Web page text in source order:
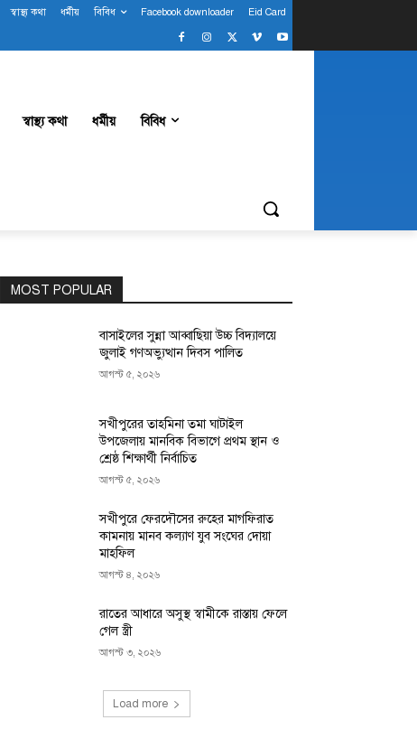
স্বাস্থ্য কথা ধর্মীয় বিবিধ Facebook downloader Eid Card
স্বাস্থ্য কথা ধর্মীয় বিবিধ
MOST POPULAR
বাসাইলের সুন্না আব্বাছিয়া উচ্চ বিদ্যালয়ে
জুলাই গণঅভ্যুত্থান দিবস পালিত
আগস্ট ৫, ২০২৬
সখীপুরের তাহমিনা তমা ঘাটাইল
উপজেলায় মানবিক বিভাগে প্রথম স্থান ও
শ্রেষ্ঠ শিক্ষার্থী নির্বাচিত
আগস্ট ৫, ২০২৬
সখীপুরে ফেরদৌসের রুহের মাগফিরাত
কামনায় মানব কল্যাণ যুব সংঘের দোয়া
মাহফিল
আগস্ট ৪, ২০২৬
রাতের আধারে অসুস্থ স্বামীকে রাস্তায় ফেলে
গেল স্ত্রী
আগস্ট ৩, ২০২৬
Load more